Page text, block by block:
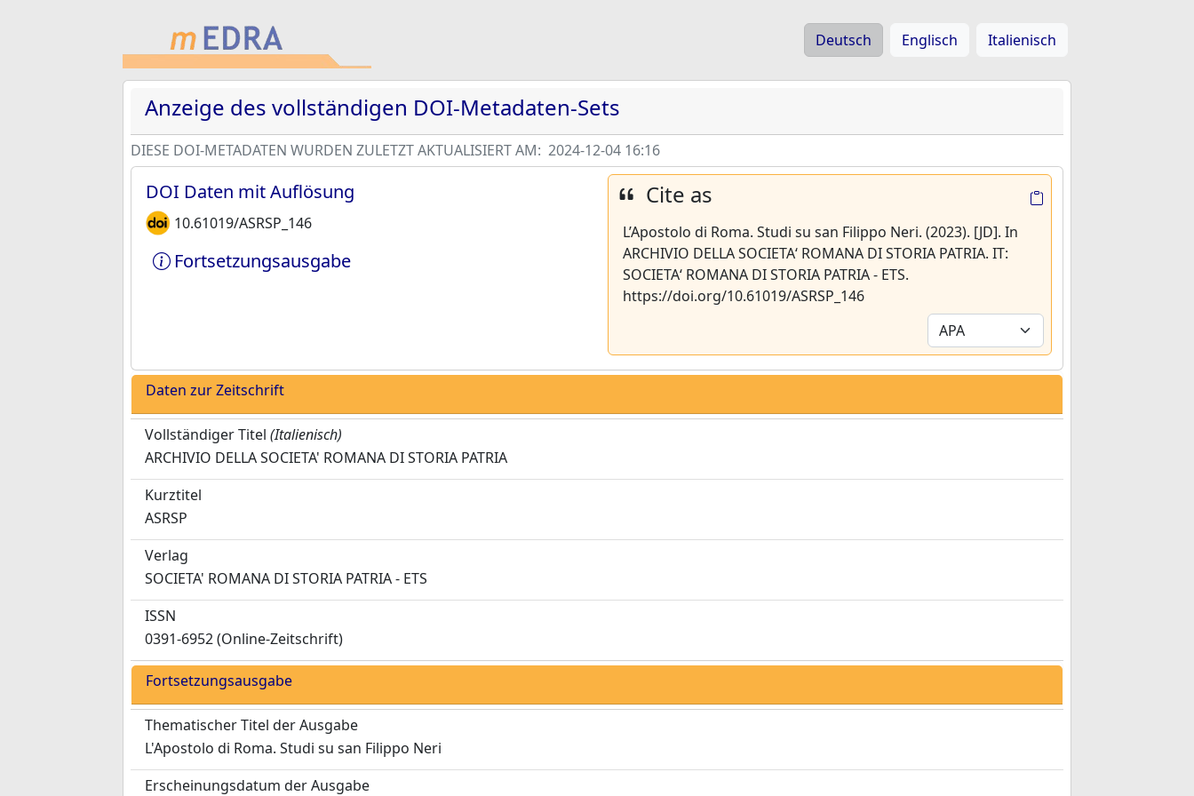
Deutsch Englisch Italienisch
Anzeige des vollständigen DOI-Metadaten-Sets
DIESE DOI-METADATEN WURDEN ZULETZT AKTUALISIERT AM: 2024-12-04 16:16
DOI Daten mit Auflösung
10.61019/ASRSP_146
Fortsetzungsausgabe
Cite as
L’Apostolo di Roma. Studi su san Filippo Neri. (2023). [JD]. In
ARCHIVIO DELLA SOCIETA‘ ROMANA DI STORIA PATRIA. IT:
SOCIETA‘ ROMANA DI STORIA PATRIA - ETS.
https://doi.org/10.61019/ASRSP_146
Daten zur Zeitschrift
Vollständiger Titel (Italienisch)
ARCHIVIO DELLA SOCIETA' ROMANA DI STORIA PATRIA
Kurztitel
ASRSP
Verlag
SOCIETA' ROMANA DI STORIA PATRIA - ETS
ISSN
0391-6952 (Online-Zeitschrift)
Fortsetzungsausgabe
Thematischer Titel der Ausgabe
L'Apostolo di Roma. Studi su san Filippo Neri
Erscheinungsdatum der Ausgabe